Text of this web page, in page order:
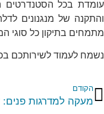
עומדת בכל הסטנדרטים
והתקנה של מנגנונים
מתמחים בתיקון כל סוגי
נשמח לעמוד לשירותכם
הקודם
מעקה למדרגות פנים: